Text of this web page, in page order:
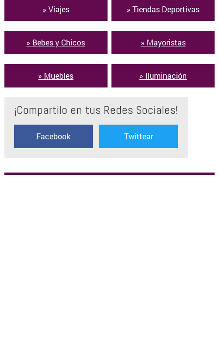
» Viajes » Tiendas Deportivas
» Bebes y Chicos » Mayoristas
» Muebles » Iluminación
¡Compartilo en tus Redes Sociales!
Facebook Twittear